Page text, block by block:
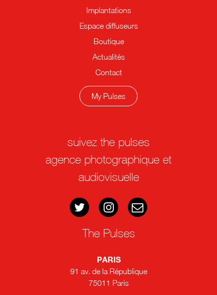
Implantations
Espace diffuseurs
Boutique
Actualités
Contact
My Pulses
suivez the pulses
agence photographique et
audiovisuelle
The Pulses
PARIS
91 av. de la République
75011 Paris